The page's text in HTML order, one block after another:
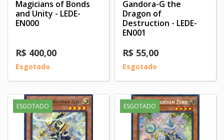
Magicians of Bonds
and Unity - LEDE-
EN000
R$ 400,00
Esgotado
Gandora-G the
Dragon of
Destruction - LEDE-
EN001
R$ 55,00
Esgotado
ESGOTADO ESGOTADO